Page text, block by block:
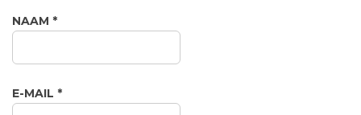
NAAM *
E-MAIL *